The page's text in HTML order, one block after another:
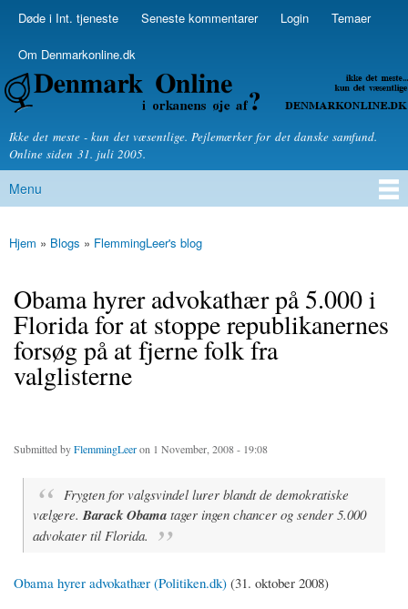
Skip to
Secondary menu
Døde i Int. tjeneste Seneste kommentarer Login Temaer
Om Denmarkonline.dk
Denmarkonline.dk - blognyheder om politik
Ikke det meste - kun det væsentlige. Pejlemærker for det danske samfund.
Online siden 31. juli 2005.
Main menu
Menu
You are here
Hjem » Blogs » FlemmingLeer's blog
Obama hyrer advokathær på 5.000 i
Florida for at stoppe republikanernes
forsøg på at fjerne folk fra
valglisterne
Submitted byFlemmingLeeron 1 November, 2008 - 19:08
Frygten for valgsvindel lurer blandt de demokratiske
vælgere.Barack Obama tager ingen chancer og sender 5.000
advokater til Florida.
Obama hyrer advokathær (Politiken.dk) (31. oktober 2008)